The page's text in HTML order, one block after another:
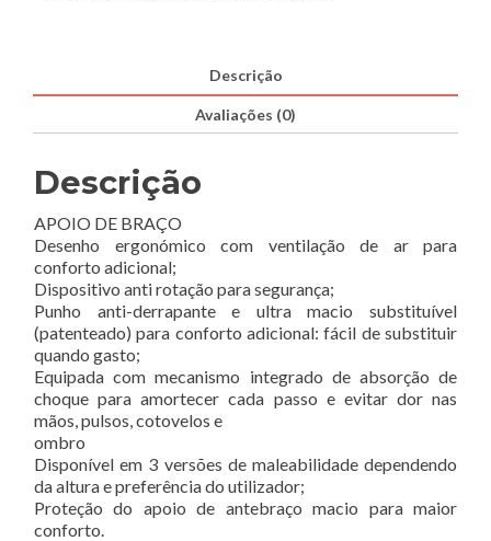
Descrição
Avaliações (0)
Descrição
APOIO DE BRAÇO
Desenho ergonómico com ventilação de ar para
conforto adicional;
Dispositivo anti rotação para segurança;
Punho anti-derrapante e ultra macio substituível
(patenteado) para conforto adicional: fácil de substituir
quando gasto;
Equipada com mecanismo integrado de absorção de
choque para amortecer cada passo e evitar dor nas
mãos, pulsos, cotovelos e
ombro
Disponível em 3 versões de maleabilidade dependendo
da altura e preferência do utilizador;
Proteção do apoio de antebraço macio para maior
conforto.